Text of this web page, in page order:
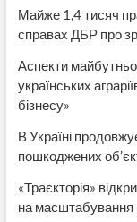
Майже 1,4 тисяч
справах ДБР про
Аспекти
українських
бізнесу»
В Україні
пошкоджених
«Траєкторія»
на масштабування